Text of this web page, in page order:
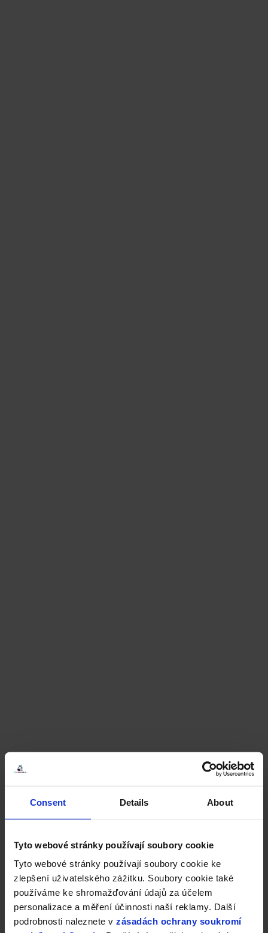
Consent Details About
Tyto webové stránky používají soubory cookie
Tyto webové stránky používají soubory cookie ke
zlepšení uživatelského zážitku. Soubory cookie také
používáme ke shromažďování údajů za účelem
personalizace a měření účinnosti naší reklamy. Další
podrobnosti naleznete v zásadách ochrany soukromí